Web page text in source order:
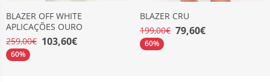
BLAZER OFF WHITE
APLICAÇÕES OURO
259,00€ 103,60€
60%
BLAZER CRU
199,00€ 79,60€
60%